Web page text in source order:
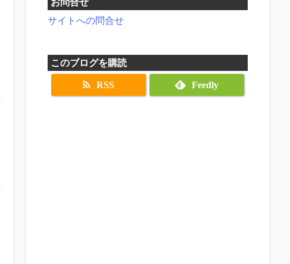
サイトへの問合せ
このブログを購読
RSS Feedly